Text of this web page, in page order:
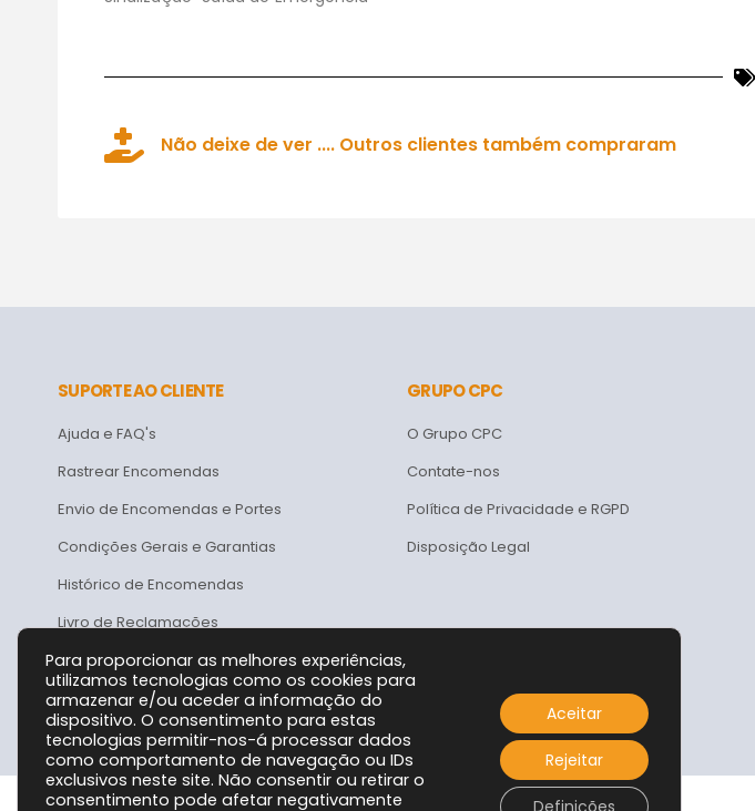
Não deixe de ver .... Outros clientes também compraram
SUPORTE AO CLIENTE
Ajuda e FAQ's
Rastrear Encomendas
Envio de Encomendas e Portes
Condições Gerais e Garantias
Histórico de Encomendas
Livro de Reclamações
GRUPO CPC
O Grupo CPC
Contate-nos
Política de Privacidade e RGPD
Disposição Legal
Para proporcionar as melhores experiências,
utilizamos tecnologias como os cookies para
armazenar e/ou aceder a informação do
dispositivo. O consentimento para estas
tecnologias permitir-nos-á processar dados
como comportamento de navegação ou IDs
exclusivos neste site. Não consentir ou retirar o
consentimento pode afetar negativamente
Aceitar
Rejeitar
Definições